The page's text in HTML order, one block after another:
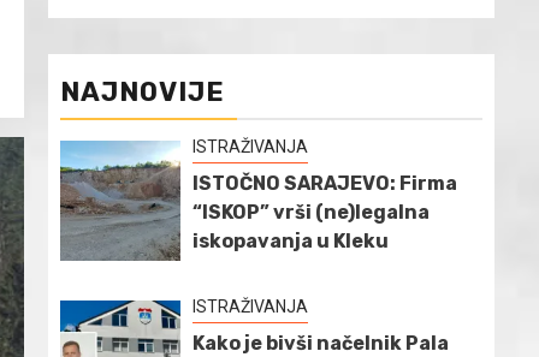
NAJNOVIJE
ISTRAŽIVANJA
ISTOČNO SARAJEVO: Firma
“ISKOP” vrši (ne)legalna
iskopavanja u Kleku
ISTRAŽIVANJA
Kako je bivši načelnik Pala